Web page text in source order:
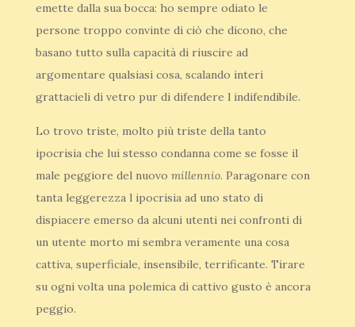
emette dalla sua bocca: ho sempre odiato le
persone troppo convinte di ciò che dicono, che
basano tutto sulla capacità di riuscire ad
argomentare qualsiasi cosa, scalando interi
grattacieli di vetro pur di difendere l indifendibile.
Lo trovo triste, molto più triste della tanto
ipocrisia che lui stesso condanna come se fosse il
male peggiore del nuovo millennio. Paragonare con
tanta leggerezza l ipocrisia ad uno stato di
dispiacere emerso da alcuni utenti nei confronti di
un utente morto mi sembra veramente una cosa
cattiva, superficiale, insensibile, terrificante. Tirare
su ogni volta una polemica di cattivo gusto è ancora
peggio.